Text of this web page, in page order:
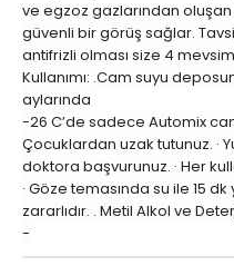
ve egzoz gazlarından
güvenli bir görüş sağlar.
antifrizli olması size 4
Kullanımı: .Cam suyu
aylarında
-26 C’de sadece Automix cam
Çocuklardan uzak tutunuz. ·
doktora başvurunuz. · Her
· Göze temasında su ile 15 dk
zararlıdır. . Metil Alkol ve
-